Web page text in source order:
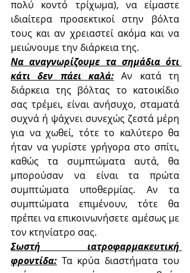
πολύ κοντό τρίχωμα), να είμαστε
ιδιαίτερα προσεκτικοί στην βόλτα
τους και αν χρειαστεί ακόμα και να
μειώνουμε την διάρκεια της.
Να αναγνωρίζουμε τα σημάδια ότι
κάτι δεν πάει καλά: Αν κατά τη
διάρκεια της βόλτας το κατοικίδιο
σας τρέμει, είναι ανήσυχο, σταματά
συχνά ή ψάχνει συνεχώς ζεστά μέρη
για να χωθεί, τότε το καλύτερο θα
ήταν να γυρίστε γρήγορα στο σπίτι,
καθώς τα συμπτώματα αυτά, θα
μπορούσαν να είναι τα πρώτα
συμπτώματα υποθερμίας. Αν τα
συμπτώματα επιμένουν, τότε θα
πρέπει να επικοινωνήσετε αμέσως με
τον κτηνίατρο σας.
Σωστή ιατροφαρμακευτική
φροντίδα: Τα κρύα διαστήματα του